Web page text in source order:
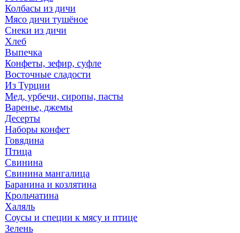
Колбасы из дичи
Мясо дичи тушёное
Снеки из дичи
Хлеб
Выпечка
Конфеты, зефир, суфле
Восточные сладости
Из Турции
Мед, урбечи, сиропы, пасты
Варенье, джемы
Десерты
Наборы конфет
Говядина
Птица
Свинина
Свинина мангалица
Баранина и козлятина
Крольчатина
Халяль
Соусы и специи к мясу и птице
Зелень